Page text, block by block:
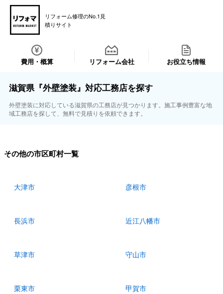
リフォーム修理のNo.1見
積りサイト
費用・概算 リフォーム会社 お役立ち情報
滋賀県『外壁塗装』対応工務店を探す
外壁塗装に対応している滋賀県の工務店が見つかります。施工事例豊富な地
域工務店を探して、無料で見積りを依頼できます。
その他の市区町村一覧
大津市 彦根市
長浜市 近江八幡市
草津市 守山市
栗東市 甲賀市